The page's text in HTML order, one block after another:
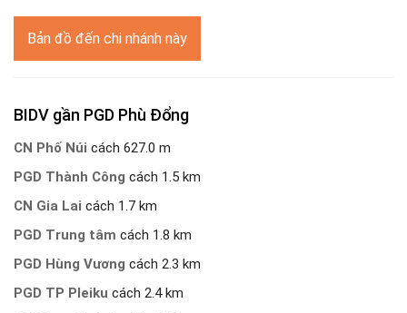
Bản đồ đến chi nhánh này
BIDV gần PGD Phù Đổng
CN Phố Núi cách 627.0 m
PGD Thành Công cách 1.5 km
CN Gia Lai cách 1.7 km
PGD Trung tâm cách 1.8 km
PGD Hùng Vương cách 2.3 km
PGD TP Pleiku cách 2.4 km